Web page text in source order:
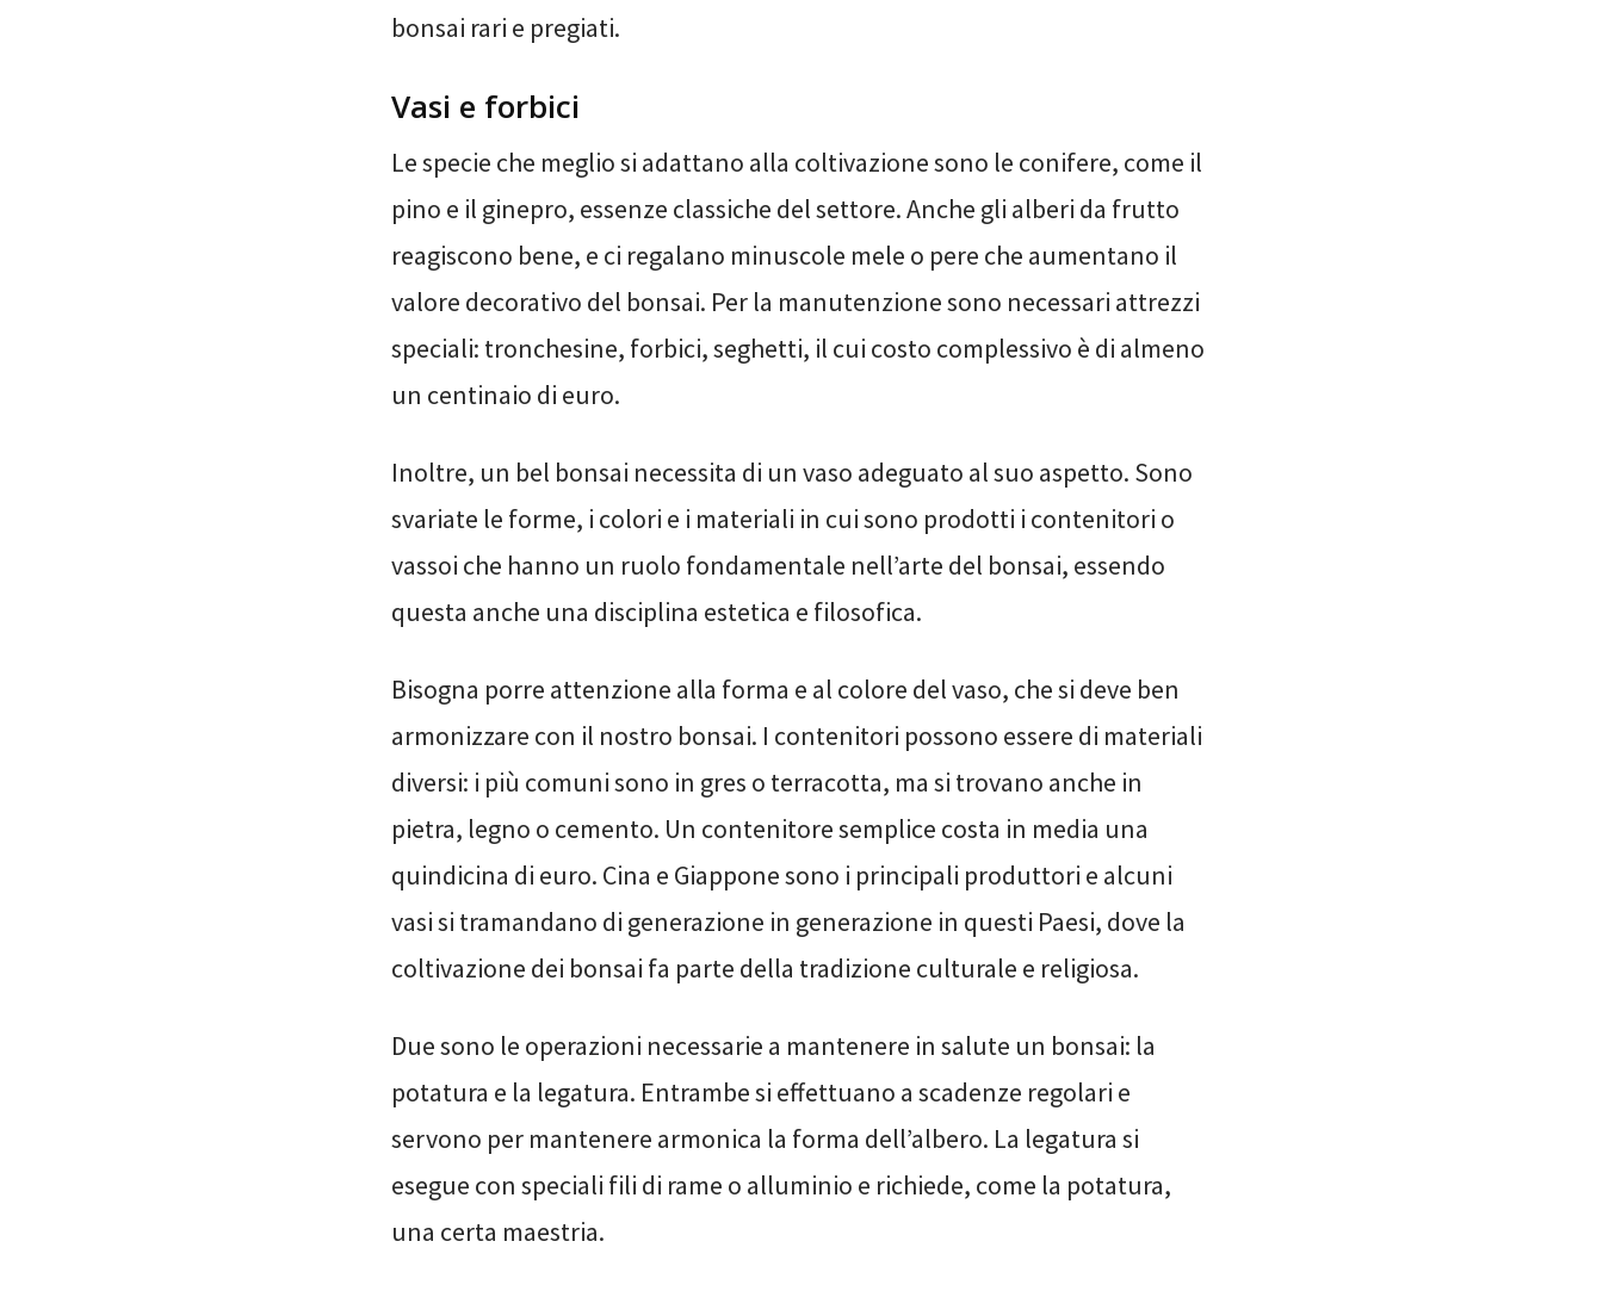
bonsai rari e pregiati.
Vasi e forbici
Le specie che meglio si adattano alla coltivazione sono le conifere, come il
pino e il ginepro, essenze classiche del settore. Anche gli alberi da frutto
reagiscono bene, e ci regalano minuscole mele o pere che aumentano il
valore decorativo del bonsai. Per la manutenzione sono necessari attrezzi
speciali: tronchesine, forbici, seghetti, il cui costo complessivo è di almeno
un centinaio di euro.
Inoltre, un bel bonsai necessita di un vaso adeguato al suo aspetto. Sono
svariate le forme, i colori e i materiali in cui sono prodotti i contenitori o
vassoi che hanno un ruolo fondamentale nell’arte del bonsai, essendo
questa anche una disciplina estetica e filosofica.
Bisogna porre attenzione alla forma e al colore del vaso, che si deve ben
armonizzare con il nostro bonsai. I contenitori possono essere di materiali
diversi: i più comuni sono in gres o terracotta, ma si trovano anche in
pietra, legno o cemento. Un contenitore semplice costa in media una
quindicina di euro. Cina e Giappone sono i principali produttori e alcuni
vasi si tramandano di generazione in generazione in questi Paesi, dove la
coltivazione dei bonsai fa parte della tradizione culturale e religiosa.
Due sono le operazioni necessarie a mantenere in salute un bonsai: la
potatura e la legatura. Entrambe si effettuano a scadenze regolari e
servono per mantenere armonica la forma dell’albero. La legatura si
esegue con speciali fili di rame o alluminio e richiede, come la potatura,
una certa maestria.